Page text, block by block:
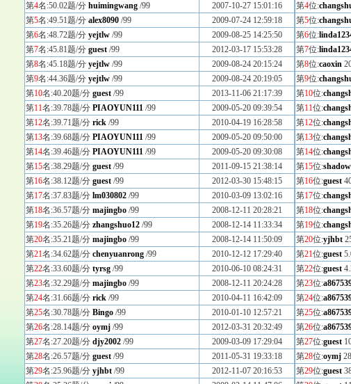
第4名:50.02题/分 huimingwang /99
2007-10-27 15:01:16
第5名:49.51题/分 alex8090 /99
2009-07-24 12:59:18
第6名:48.72题/分 yejtlw /99
2009-08-25 14:25:50
第7名:45.81题/分 guest /99
2012-03-17 15:53:28
第8名:45.18题/分 yejtlw /99
2009-08-24 20:15:24
第9名:44.36题/分 yejtlw /99
2009-08-24 20:19:05
第10名:40.20题/分 guest /99
2013-11-06 21:17:39
第11名:39.78题/分 PIAOYUN111 /99
2009-05-20 09:39:54
第12名:39.71题/分 rick /99
2010-04-19 16:28:58
第13名:39.68题/分 PIAOYUN111 /99
2009-05-20 09:50:00
第14名:39.46题/分 PIAOYUN111 /99
2009-05-20 09:30:08
第15名:38.29题/分 guest /99
2011-09-15 21:38:14
第16名:38.12题/分 guest /99
2012-03-30 15:48:15
第17名:37.83题/分 lm030802 /99
2010-03-09 13:02:16
第18名:36.57题/分 majingbo /99
2008-12-11 20:28:21
第19名:35.26题/分 zhangshuo12 /99
2008-12-14 11:33:34
第20名:35.21题/分 majingbo /99
2008-12-14 11:50:09
第21名:34.62题/分 chenyuanrong /99
2010-12-12 17:29:40
第22名:33.60题/分 tyrsg /99
2010-06-10 08:24:31
第23名:32.29题/分 majingbo /99
2008-12-11 20:24:28
第24名:31.66题/分 rick /99
2010-04-11 16:42:09
第25名:30.78题/分 Bingo /99
2010-01-10 12:57:21
第26名:28.14题/分 oymj /99
2012-03-31 20:32:49
第27名:27.20题/分 djy2002 /99
2009-03-09 17:29:04
第28名:26.57题/分 guest /99
2011-05-31 19:33:18
第29名:25.96题/分 yjhbt /99
2012-11-07 20:16:53
第4位:
第5位:
第6位:
第7位:
第8位:caoxin
第9位:
第10位:
第11位:
第12位:
第13位:
第14位:
第15位:
第16位:guest
第17位:
第18位:
第19位:
第20位:yjhbt
第21位:guest
第22位:guest
第23位:
第24位:
第25位:
第26位:
第27位:guest
第28位:oymj
第29位:guest